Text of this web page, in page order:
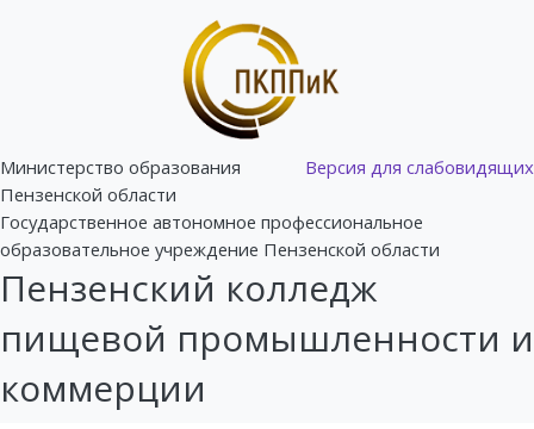
Версия для слабовидящих
Министерство образования
Пензенской области
Государственное автономное профессиональное
образовательное учреждение Пензенской области
Пензенский колледж
пищевой промышленности и
коммерции